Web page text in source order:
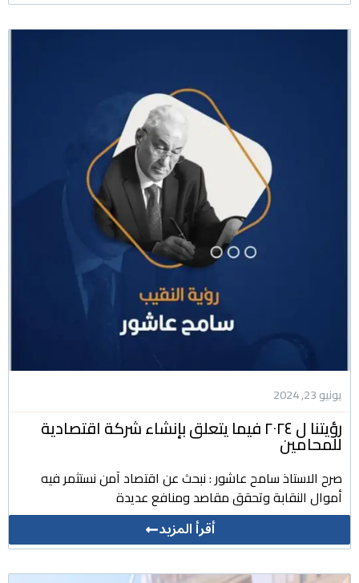
يونيو 23, 2024
رؤيتنا ل ٢٠٢٤ فيما يتعلق بإنشاء شركة اقتصادية
للمحامين
صرح الاستاذ سامح عاشور : نبحث عن اقتصاد آمن نستثمر فيه
أموال النقابة وتحقق مقاصد ومنافع عديدة
أقرأ المزيد